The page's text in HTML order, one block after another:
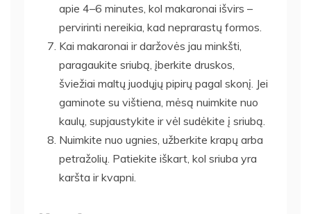
apie 4–6 minutes, kol makaronai išvirs –
pervirinti nereikia, kad neprarastų formos.
Kai makaronai ir daržovės jau minkšti,
paragaukite sriubą, įberkite druskos,
šviežiai maltų juodųjų pipirų pagal skonį. Jei
gaminote su vištiena, mėsą nuimkite nuo
kaulų, supjaustykite ir vėl sudėkite į sriubą.
Nuimkite nuo ugnies, užberkite krapų arba
petražolių. Patiekite iškart, kol sriuba yra
karšta ir kvapni.